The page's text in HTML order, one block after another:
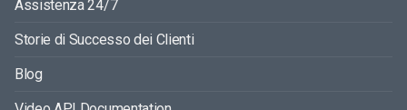
Assistenza 24/7
Storie di Successo dei Clienti
Blog